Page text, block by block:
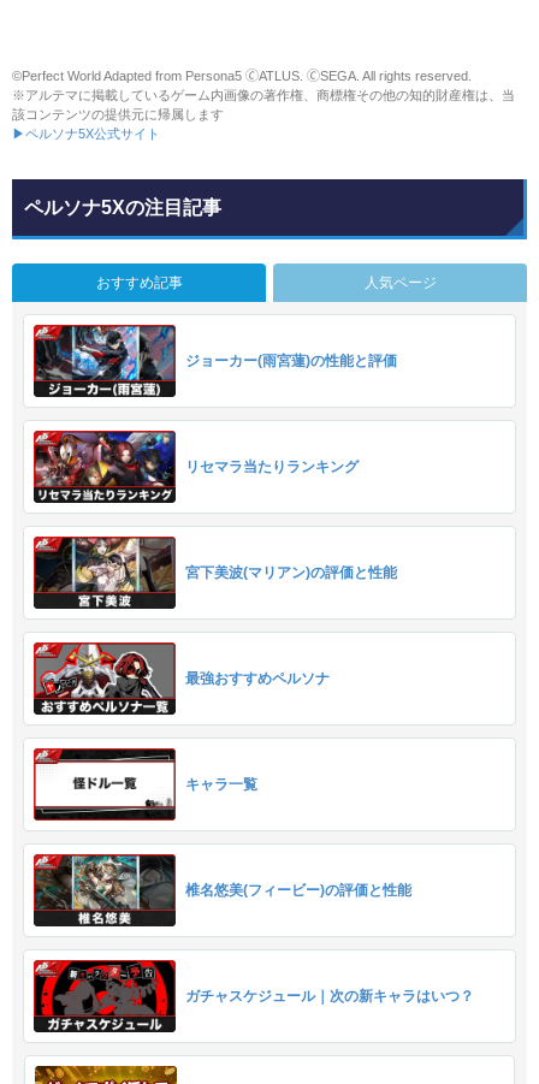
©Perfect World Adapted from Persona5 🄫ATLUS. 🄫SEGA. All rights reserved.
※アルテマに掲載しているゲーム内画像の著作権、商標権その他の知的財産権は、当
該コンテンツの提供元に帰属します
▶ペルソナ5X公式サイト
ペルソナ5Xの注目記事
おすすめ記事 人気ページ
ジョーカー(雨宮蓮)の性能と評価
リセマラ当たりランキング
宮下美波(マリアン)の評価と性能
最強おすすめペルソナ
キャラ一覧
椎名悠美(フィービー)の評価と性能
ガチャスケジュール｜次の新キャラはいつ？